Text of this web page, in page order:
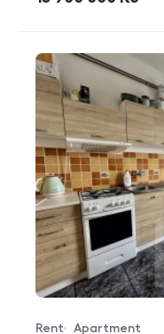
Rent Apartment